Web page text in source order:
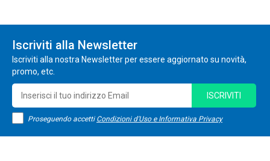
Iscriviti alla Newsletter
Iscriviti alla nostra Newsletter per essere aggiornato su novità,
promo, etc.
Proseguendo accetti Condizioni d'Uso e Informativa Privacy
ISCRIVITI